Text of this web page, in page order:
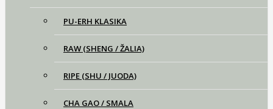
PU-ERH KLASIKA
RAW (SHENG / ŽALIA)
RIPE (SHU / JUODA)
CHA GAO / SMALA